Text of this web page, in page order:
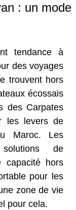
: un mode
tendance à
des voyages
trouvent hors
écossais
des Carpates
les levers de
Maroc. Les
de
capacité hors
pour les
zone de vie
pour cela.